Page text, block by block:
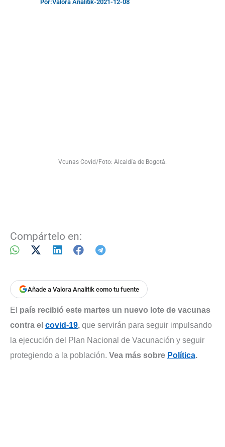
Por:Valora Analitik-2021-12-08
Vcunas Covid/Foto: Alcaldía de Bogotá.
Compártelo en:
Añade a Valora Analitik como tu fuente
El país recibió este martes un nuevo lote de vacunas
contra el covid-19, que servirán para seguir impulsando
la ejecución del Plan Nacional de Vacunación y seguir
protegiendo a la población. Vea más sobre Política.